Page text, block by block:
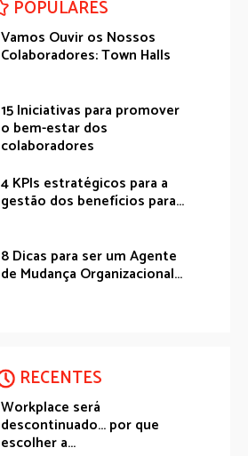
POPULARES
Vamos Ouvir os Nossos
Colaboradores: Town Halls
15 Iniciativas para promover
o bem-estar dos
colaboradores
4 KPIs estratégicos para a
gestão dos benefícios para...
8 Dicas para ser um Agente
de Mudança Organizacional...
RECENTES
Workplace será
descontinuado… por que
escolher a...